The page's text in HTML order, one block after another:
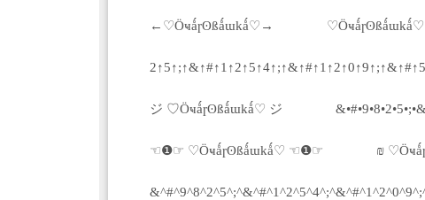
←♡Ӧҹǻɼʘßǻɯkǻ♡→ ♡Ӧҹǻɼʘßǻɯkǻ♡
ジ ♡Ӧҹǻɼʘßǻɯkǻ♡ ジ
☜❶☞ ♡Ӧҹǻɼʘßǻɯkǻ♡ ☜❶☞ ₪